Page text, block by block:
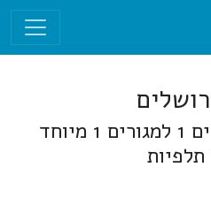
שינוי יעוד שטח מגורים 1 למגורים 1 מיוחד